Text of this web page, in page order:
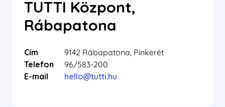
TUTTI Központ,
Rábapatona
Cím
9142 Rábapatona, Pinkerét
Telefon
96/583-200
E-mail
hello@tutti.hu